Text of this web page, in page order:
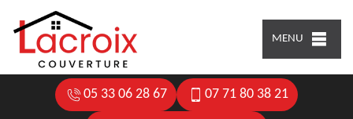
MENU
05 33 06 28 67 07 71 80 38 21